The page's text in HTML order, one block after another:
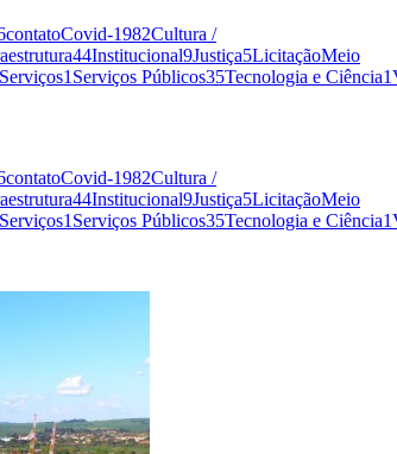
contatoCovid-1982Cultura /
44Institucional9Justiça5LicitaçãoMeio
Serviços1 Serviços Públicos35Tecnologia e Ciência1
contatoCovid-1982Cultura /
44Institucional9Justiça5LicitaçãoMeio
Serviços1 Serviços Públicos35Tecnologia e Ciência1